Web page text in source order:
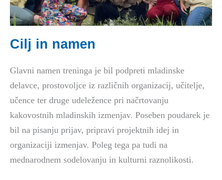
Cilj in namen
Glavni namen treninga je bil podpreti mladinske
delavce, prostovoljce iz različnih organizacij, učitelje,
učence ter druge udeležence pri načrtovanju
kakovostnih mladinskih izmenjav. Poseben poudarek je
bil na pisanju prijav, pripravi projektnih idej in
organizaciji izmenjav. Poleg tega pa tudi na
mednarodnem sodelovanju in kulturni raznolikosti.